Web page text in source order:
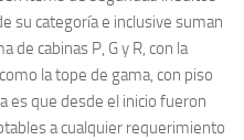
su categoría e inclusive suman
de cabinas P, G y R, con la
la tope de gama, con piso
es que desde el inicio fueron
a cualquier requerimiento